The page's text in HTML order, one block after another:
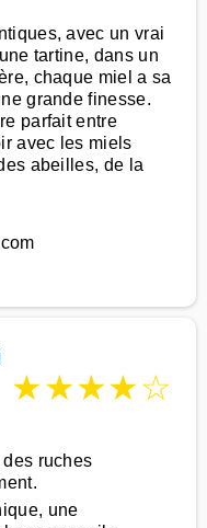
avec un vrai
tartine, dans un
chaque miel a sa
grande finesse.
parfait entre
avec les miels
abeilles, de la
★★★★☆
ruches
une